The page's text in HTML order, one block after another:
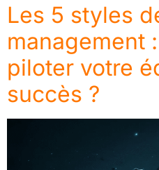
Les 5 styles
management
piloter votre
succès ?